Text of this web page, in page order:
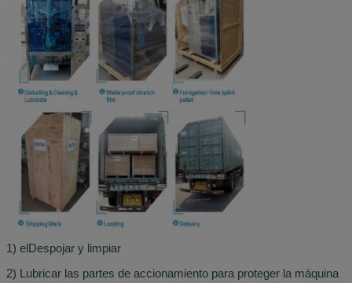
1) el Despojar y limpiar
2) Lubricar las partes de accionamiento para proteger la máquina